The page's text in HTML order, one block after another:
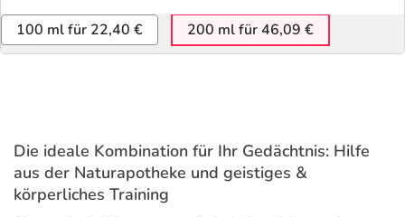
100 ml für 22,40 € 200 ml für 46,09 €
Die ideale Kombination für Ihr Gedächtnis: Hilfe
aus der Naturapotheke und geistiges &
körperliches Training